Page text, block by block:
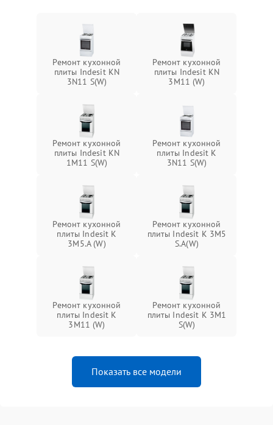
Ремонт кухонной
плиты Indesit KN
3N11 S(W)
Ремонт кухонной
плиты Indesit KN
3M11 (W)
Ремонт кухонной
плиты Indesit KN
1M11 S(W)
Ремонт кухонной
плиты Indesit K
3N11 S(W)
Ремонт кухонной
плиты Indesit K
3M5.A (W)
Ремонт кухонной
плиты Indesit K 3M5
S.A(W)
Ремонт кухонной
плиты Indesit K
3M11 (W)
Ремонт кухонной
плиты Indesit K 3M1
S(W)
Показать все модели